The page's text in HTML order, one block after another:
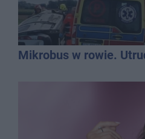
Mikrobus w rowie.